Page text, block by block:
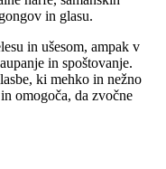
in glasu.
in ušesom, ampak v
in spoštovanje.
ki mehko in nežno
omogoča, da zvočne